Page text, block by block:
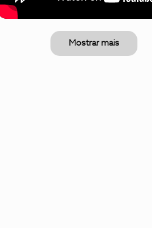
Mostrar mais